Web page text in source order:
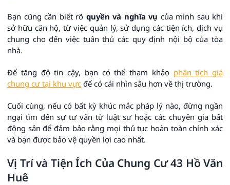
Bạn cũng cần biết rõ quyền và nghĩa vụ của mình sau khi
sở hữu căn hộ, từ việc quản lý, sử dụng các tiện ích, dịch vụ
chung cho đến việc tuân thủ các quy định nội bộ của tòa
nhà.
Để tăng độ tin cậy, bạn có thể tham khảo phân tích giá
chung cư tại khu vực để có cái nhìn sâu hơn về thị trường.
Cuối cùng, nếu có bất kỳ khúc mắc pháp lý nào, đừng ngần
ngại tìm đến sự tư vấn từ luật sư hoặc các chuyên gia bất
động sản để đảm bảo rằng mọi thủ tục hoàn toàn chính xác
và bạn được bảo vệ quyền lợi cao nhất.
Vị Trí và Tiện Ích Của Chung Cư 43 Hồ Văn
Huê